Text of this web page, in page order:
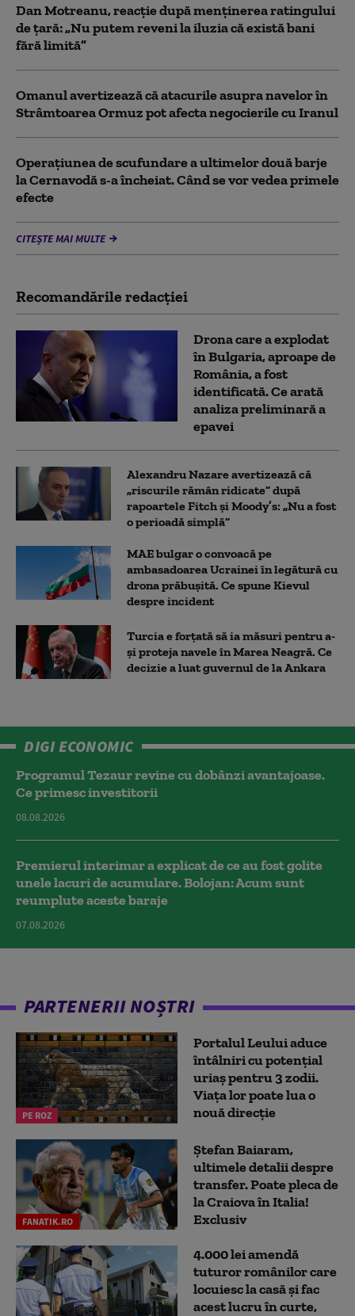
Dan Motreanu, reacție după menținerea ratingului
de țară: „Nu putem reveni la iluzia că există bani
fără limită”
Omanul avertizează că atacurile asupra navelor în
Strâmtoarea Ormuz pot afecta negocierile cu Iranul
Operațiunea de scufundare a ultimelor două barje
la Cernavodă s-a încheiat. Când se vor vedea primele
efecte
CITEȘTE MAI MULTE
Recomandările redacţiei
Drona care a explodat
în Bulgaria, aproape de
România, a fost
identificată. Ce arată
analiza preliminară a
epavei
Alexandru Nazare avertizează că
„riscurile rămân ridicate” după
rapoartele Fitch și Moody’s: „Nu a fost
o perioadă simplă”
MAE bulgar o convoacă pe
ambasadoarea Ucrainei în legătură cu
drona prăbuşită. Ce spune Kievul
despre incident
Turcia e forțată să ia măsuri pentru a-
și proteja navele în Marea Neagră. Ce
decizie a luat guvernul de la Ankara
DIGI ECONOMIC
Programul Tezaur revine cu dobânzi avantajoase.
Ce primesc investitorii
08.08.2026
Premierul interimar a explicat de ce au fost golite
unele lacuri de acumulare. Bolojan: Acum sunt
reumplute aceste baraje
07.08.2026
PARTENERII NOȘTRI
PE ROZ
Portalul Leului aduce
întâlniri cu potențial
uriaș pentru 3 zodii.
Viața lor poate lua o
nouă direcție
FANATIK.RO
Ștefan Baiaram,
ultimele detalii despre
transfer. Poate pleca de
la Craiova în Italia!
Exclusiv
4.000 lei amendă
tuturor românilor care
locuiesc la casă și fac
acest lucru în curte,